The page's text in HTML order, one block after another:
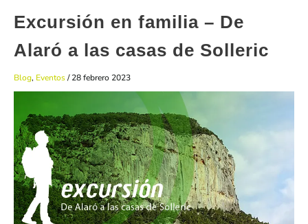
Excursión en familia – De
Alaró a las casas de Solleric
Blog, Eventos/28 febrero 2023